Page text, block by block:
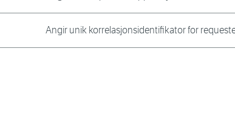
Angir unik korrelasjonsidentifikator for